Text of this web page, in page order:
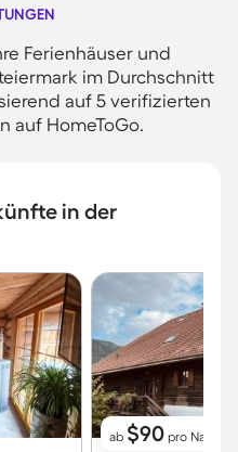
Ferienhäuser und
im Durchschnitt
auf 5 verifizierten
auf HomeToGo.
in der
ab $90 pro Nacht